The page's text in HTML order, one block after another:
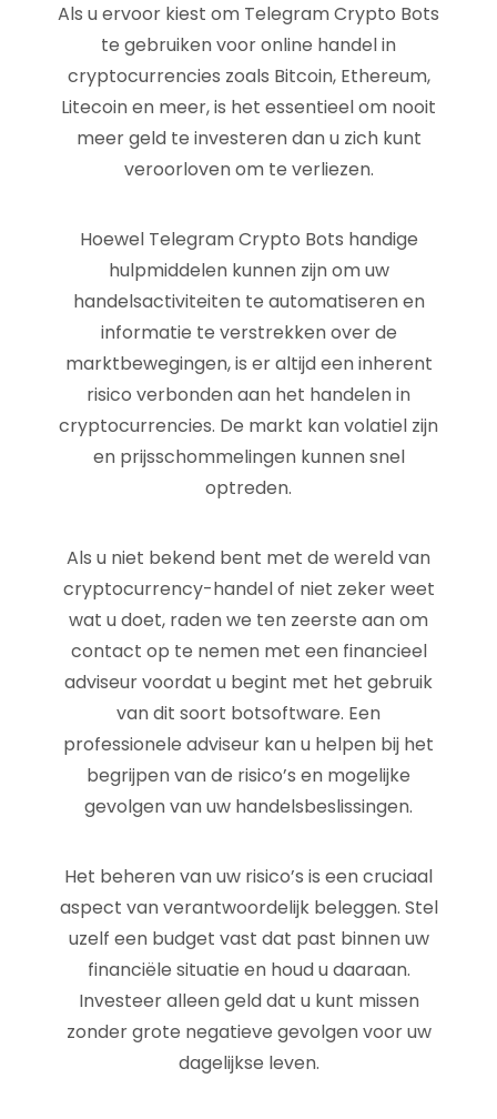
Als u ervoor kiest om Telegram Crypto Bots
te gebruiken voor online handel in
cryptocurrencies zoals Bitcoin, Ethereum,
Litecoin en meer, is het essentieel om nooit
meer geld te investeren dan u zich kunt
veroorloven om te verliezen.
Hoewel Telegram Crypto Bots handige
hulpmiddelen kunnen zijn om uw
handelsactiviteiten te automatiseren en
informatie te verstrekken over de
marktbewegingen, is er altijd een inherent
risico verbonden aan het handelen in
cryptocurrencies. De markt kan volatiel zijn
en prijsschommelingen kunnen snel
optreden.
Als u niet bekend bent met de wereld van
cryptocurrency-handel of niet zeker weet
wat u doet, raden we ten zeerste aan om
contact op te nemen met een financieel
adviseur voordat u begint met het gebruik
van dit soort botsoftware. Een
professionele adviseur kan u helpen bij het
begrijpen van de risico’s en mogelijke
gevolgen van uw handelsbeslissingen.
Het beheren van uw risico’s is een cruciaal
aspect van verantwoordelijk beleggen. Stel
uzelf een budget vast dat past binnen uw
financiële situatie en houd u daaraan.
Investeer alleen geld dat u kunt missen
zonder grote negatieve gevolgen voor uw
dagelijkse leven.